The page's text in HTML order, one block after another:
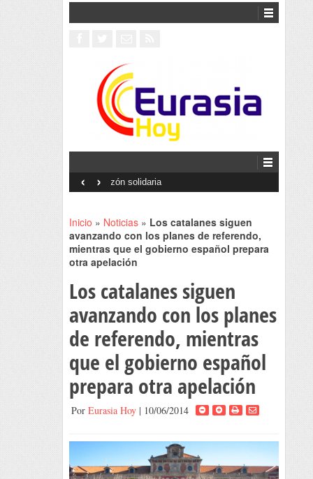
Interventionism estatal
‹ ›
Inicio » Noticias» Los catalanes siguen
avanzando con los planes de referendo,
mientras que el gobierno español prepara
otra apelación
Los catalanes siguen
avanzando con los planes
de referendo, mientras
que el gobierno español
prepara otra apelación
Por Eurasia Hoy| 10/06/2014